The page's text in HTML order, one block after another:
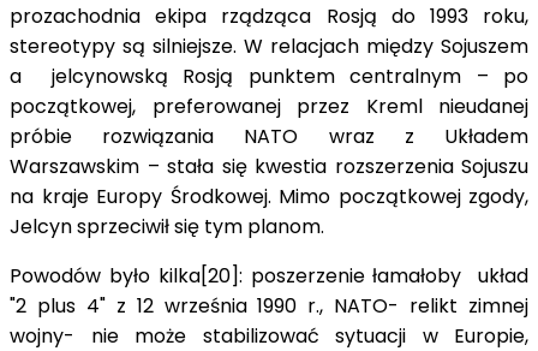
prozachodnia ekipa rządząca Rosją do 1993 roku,
stereotypy są silniejsze. W relacjach między Sojuszem
a jelcynowską Rosją punktem centralnym – po
początkowej, preferowanej przez Kreml nieudanej
próbie rozwiązania NATO wraz z Układem
Warszawskim – stała się kwestia rozszerzenia Sojuszu
na kraje Europy Środkowej. Mimo początkowej zgody,
Jelcyn sprzeciwił się tym planom.
Powodów było kilka[20]: poszerzenie łamałoby układ
"2 plus 4" z 12 września 1990 r., NATO- relikt zimnej
wojny- nie może stabilizować sytuacji w Europie,